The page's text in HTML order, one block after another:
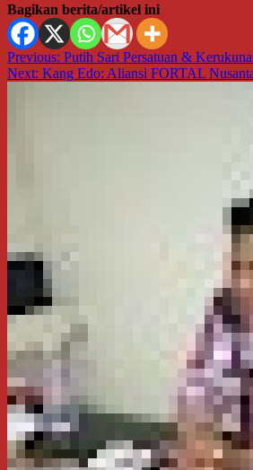
Bagikan berita/artikel ini
Navigasi
pos
Previous: Putih Sari Persatuan &
Next: Kang Edo: Aliansi FORTAL